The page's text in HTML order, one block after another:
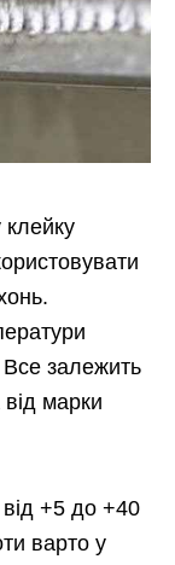
Все залежить
марки
+5 до +40
варто у